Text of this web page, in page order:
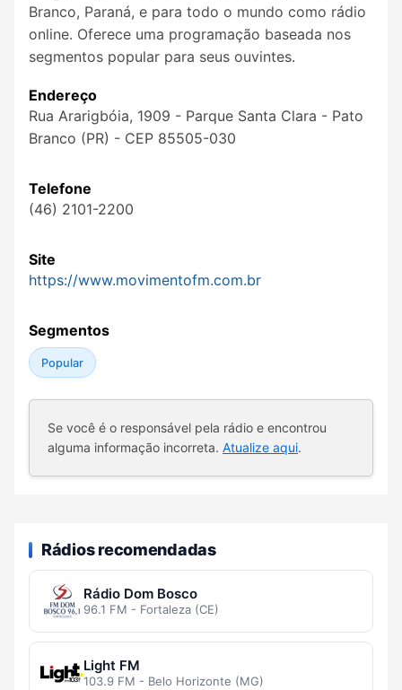
Branco, Paraná, e para todo o mundo como rádio
online. Oferece uma programação baseada nos
segmentos popular para seus ouvintes.
Endereço
Rua Ararigbóia, 1909 - Parque Santa Clara - Pato
Branco (PR) - CEP 85505-030
Telefone
(46) 2101-2200
Site
https://www.movimentofm.com.br
Segmentos
Popular
Se você é o responsável pela rádio e encontrou
alguma informação incorreta. Atualize aqui.
Rádios recomendadas
Rádio Dom Bosco
96.1 FM - Fortaleza (CE)
Light FM
103.9 FM - Belo Horizonte (MG)